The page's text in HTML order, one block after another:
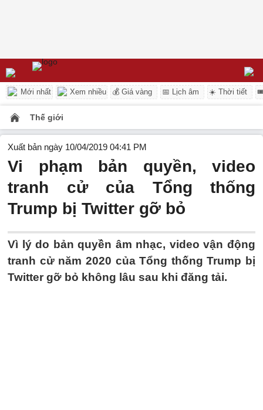
Mới nhất Xem nhiều 💰 Giá vàng 📅 Lịch âm ☀️ Thời tiết
Thế giới
Xuất bản ngày 10/04/2019 04:41 PM
Vi phạm bản quyền, video
tranh cử của Tổng thống
Trump bị Twitter gỡ bỏ
Vì lý do bản quyền âm nhạc, video vận động
tranh cử năm 2020 của Tổng thống Trump bị
Twitter gỡ bỏ không lâu sau khi đăng tải.